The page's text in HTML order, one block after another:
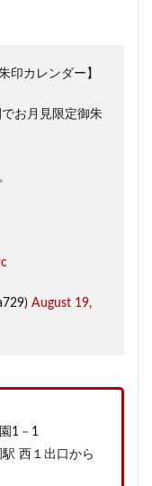
印カレンダー】
お月見限定御朱
August 19,
1－1
西１出口から